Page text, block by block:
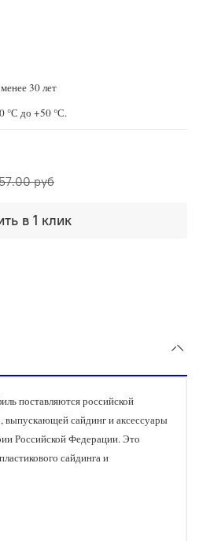
руб
в 1 клик
30 лет
°С до +50 °С.
поставляются российской
выпускающей сайдинг и аксессуары
Российской Федерации. Это
сайдинга и